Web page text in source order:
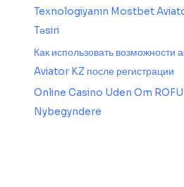
Texnologiyanın Mostbet
Təsiri
Как использовать возможности
Aviator KZ после регистрации
Online Casino Uden Om
Nybegyndere